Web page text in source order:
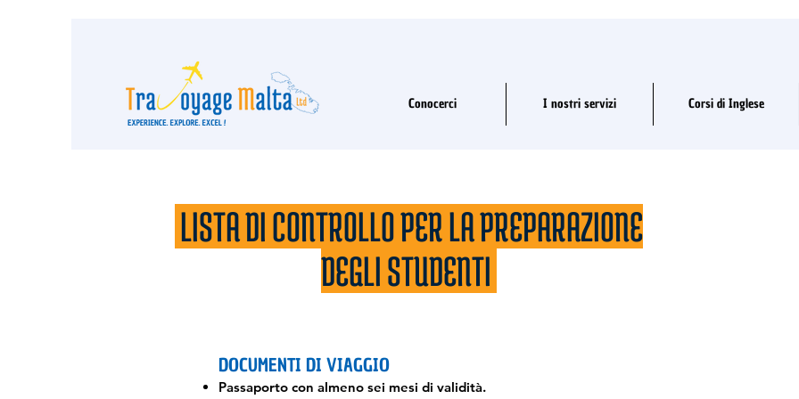
Conocerci I nostri servizi Corsi di Inglese
LISTA DI CONTROLLO PER LA PREPARAZIONE
DEGLI STUDENTI
DOCUMENTI DI VIAGGIO
Passaporto con almeno sei mesi di validità.